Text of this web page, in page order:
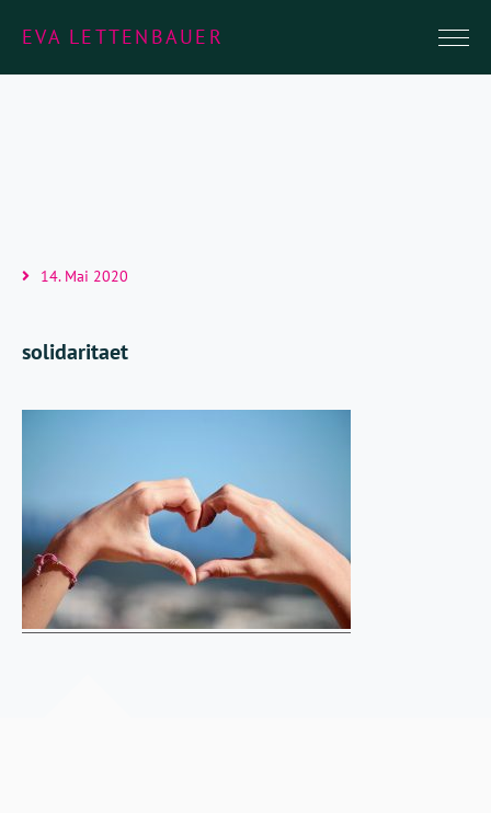
EVA LETTENBAUER
14. Mai 2020
solidaritaet